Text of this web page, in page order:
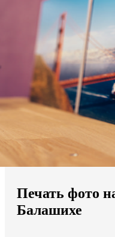
Выберите из списка:
Мы доставляем по всему
Продолжить без города
Печать фото
Балашихе